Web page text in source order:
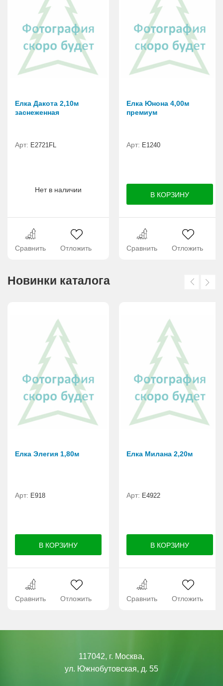
Елка Дакота 2,10м
заснеженная
Арт: Е2721FL
Нет в наличии
Сравнить Отложить
Елка Юнона 4,00м
премиум
Арт: E1240
Сравнить Отложить
Новинки каталога
Елка Элегия 1,80м
Арт: E918
Сравнить Отложить
Елка Милана 2,20м
Арт: Е4922
Сравнить Отложить
117042, г. Москва,
ул. Южнобутовская, д. 55